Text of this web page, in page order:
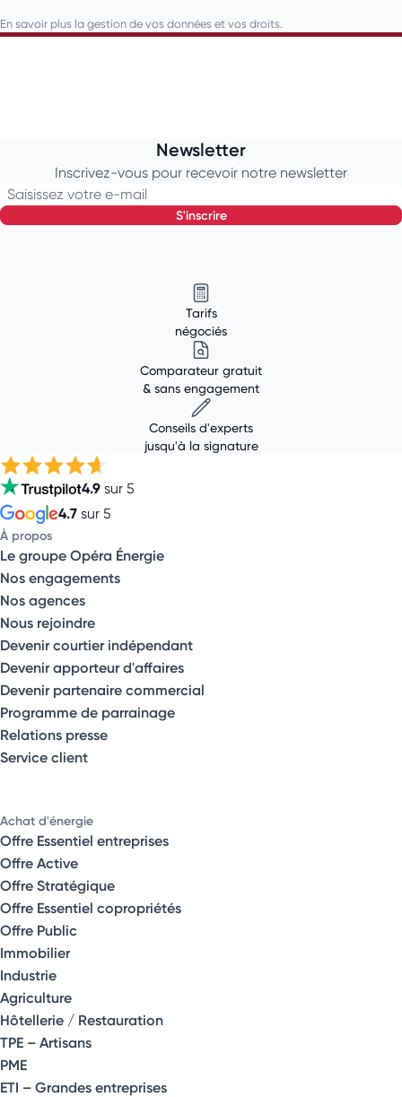
En savoir plus la gestion de vos données et vos droits.
Newsletter
Inscrivez-vous pour recevoir notre newsletter
Saisissez votre e-mail
s'inscrire
Tarifs
négociés
Comparateur gratuit
& sans engagement
Conseils d'experts
jusqu'à la signature
4.9 sur 5
4.7 sur 5
À propos
Le groupe Opéra Énergie
Nos engagements
Nos agences
Nous rejoindre
Devenir courtier indépendant
Devenir apporteur d'affaires
Devenir partenaire commercial
Programme de parrainage
Relations presse
Service client
Achat d'énergie
Offre Essentiel entreprises
Offre Active
Offre Stratégique
Offre Essentiel copropriétés
Offre Public
Immobilier
Industrie
Agriculture
Hôtellerie / Restauration
TPE – Artisans
PME
ETI – Grandes entreprises